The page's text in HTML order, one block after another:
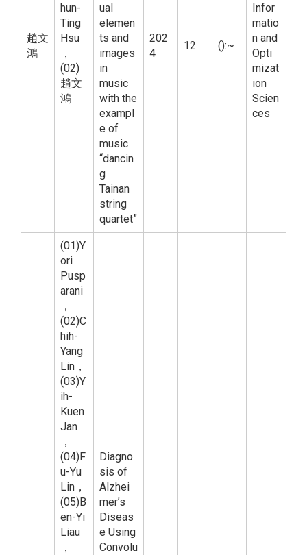
趙文
鴻
hun-
Ting
Hsu
，
(02)
趙文
鴻
ual
elemen
ts and
images
in
music
with the
exampl
e of
music
“dancin
g
Tainan
string
quartet”
202
4
12 ():~
Infor
matio
n and
Opti
mizat
ion
Scien
ces
(01)Y
ori
Pusp
arani
，
(02)C
hih-
Yang
Lin，
(03)Y
ih-
Kuen
Jan
，
(04)F
u-Yu
Lin，
(05)B
en-Yi
Liau
，
Diagno
sis of
Alzhei
mer’s
Diseas
e Using
Convolu